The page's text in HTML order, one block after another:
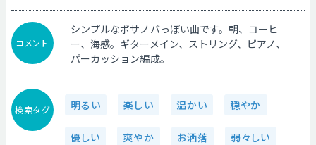
コメント
シンプルなボサノバっぽい曲です。朝、コーヒ
ー、海感。ギターメイン、ストリング、ピアノ、
パーカッション編成。
検索タグ 明るい 楽しい 温かい 穏やか
優しい 爽やか お洒落 弱々しい